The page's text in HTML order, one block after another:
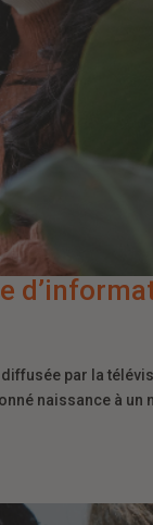
par la
naissance à